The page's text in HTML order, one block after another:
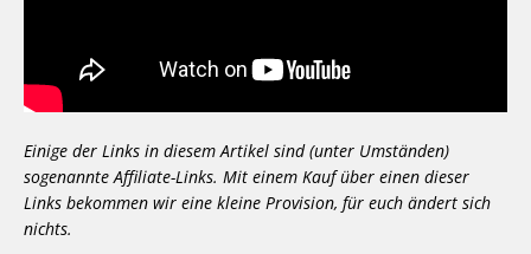
Einige der Links in diesem Artikel sind (unter Umständen)
sogenannte Affiliate-Links. Mit einem Kauf über einen dieser
Links bekommen wir eine kleine Provision, für euch ändert sich
nichts.